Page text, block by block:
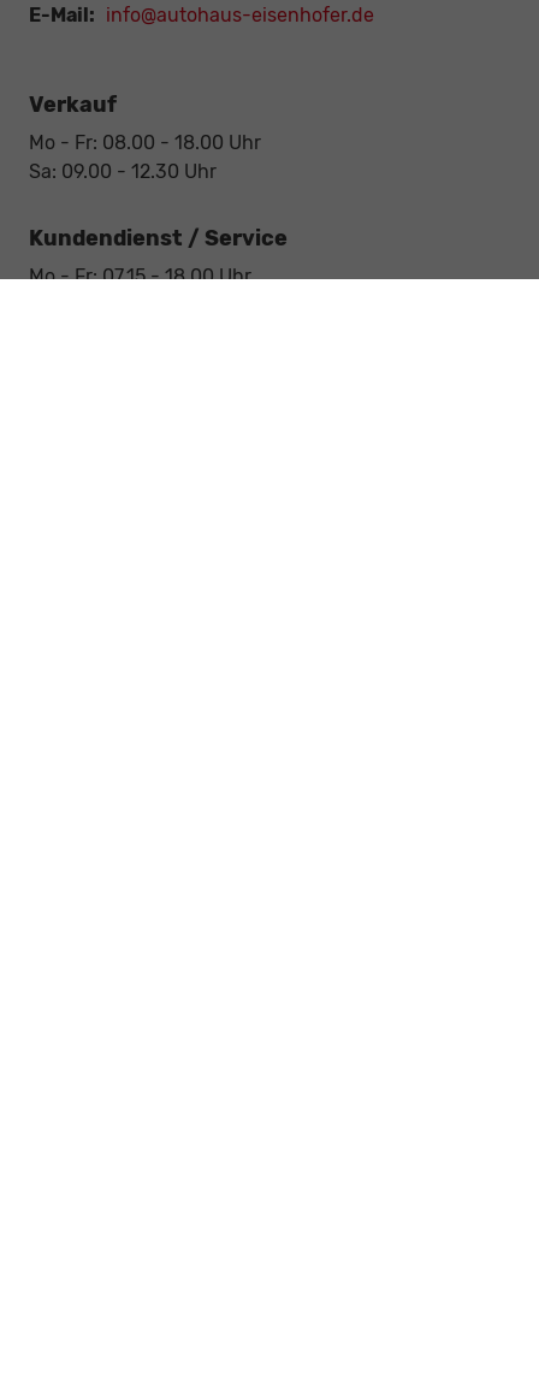
E-Mail: info@autohaus-eisenhofer.de
Verkauf
Mo - Fr: 08.00 - 18.00 Uhr
Sa: 09.00 - 12.30 Uhr
Kundendienst / Service
Mo - Fr: 07.15 - 18.00 Uhr